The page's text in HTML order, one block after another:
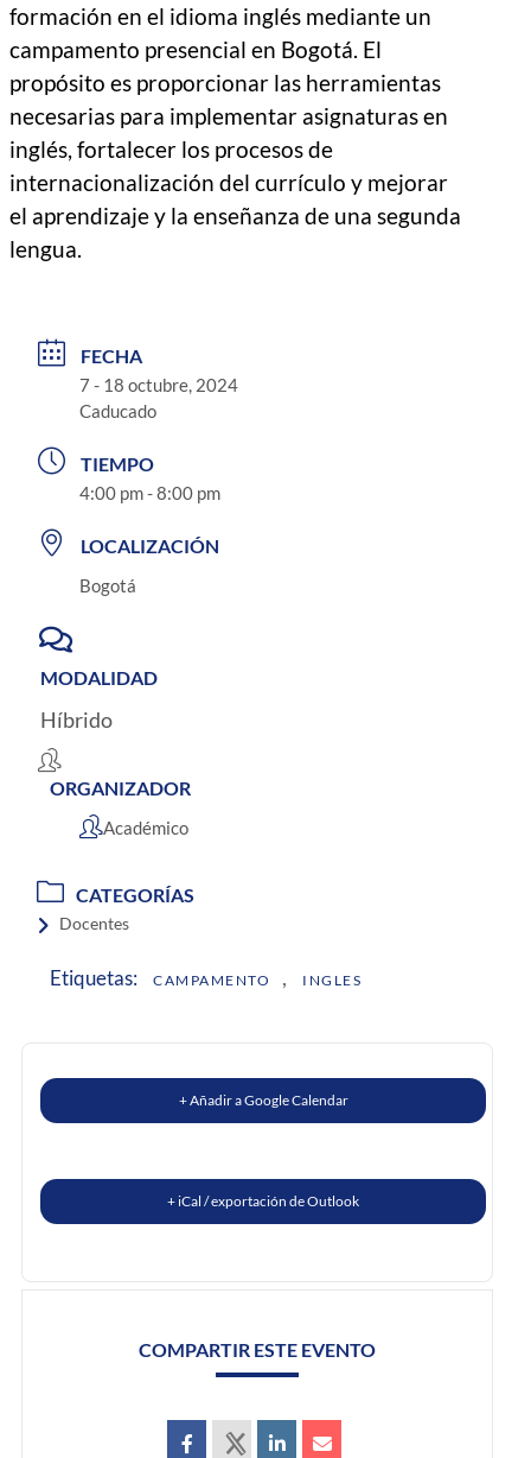
formación en el idioma inglés mediante un
campamento presencial en Bogotá. El
propósito es proporcionar las herramientas
necesarias para implementar asignaturas en
inglés, fortalecer los procesos de
internacionalización del currículo y mejorar
el aprendizaje y la enseñanza de una segunda
lengua.
FECHA
7 - 18 octubre, 2024
Caducado
TIEMPO
4:00 pm - 8:00 pm
LOCALIZACIÓN
Bogotá
MODALIDAD
Híbrido
ORGANIZADOR
Académico
CATEGORÍAS
Docentes
Etiquetas: CAMPAMENTO , INGLES
+ Añadir a Google Calendar
+ iCal / exportación de Outlook
COMPARTIR ESTE EVENTO